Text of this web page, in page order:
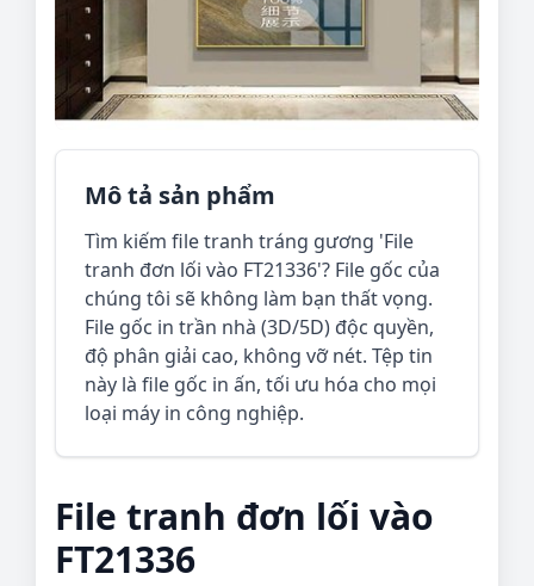
Mô tả sản phẩm
Tìm kiếm file tranh tráng gương 'File
tranh đơn lối vào FT21336'? File gốc của
chúng tôi sẽ không làm bạn thất vọng.
File gốc in trần nhà (3D/5D) độc quyền,
độ phân giải cao, không vỡ nét. Tệp tin
này là file gốc in ấn, tối ưu hóa cho mọi
loại máy in công nghiệp.
File tranh đơn lối vào
FT21336